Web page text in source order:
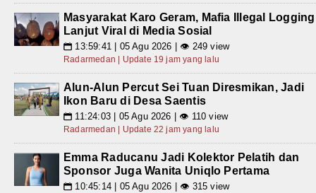
Masyarakat Karo Geram, Mafia Illegal Logging
Lanjut Viral di Media Sosial
📅 13:59:41 | 05 Agu 2026 | 👁 249 view
Radarmedan | Update 19 jam yang lalu
Alun-Alun Percut Sei Tuan Diresmikan, Jadi
Ikon Baru di Desa Saentis
📅 11:24:03 | 05 Agu 2026 | 👁 110 view
Radarmedan | Update 22 jam yang lalu
Emma Raducanu Jadi Kolektor Pelatih dan
Sponsor Juga Wanita Uniqlo Pertama
📅 10:45:14 | 05 Agu 2026 | 👁 315 view